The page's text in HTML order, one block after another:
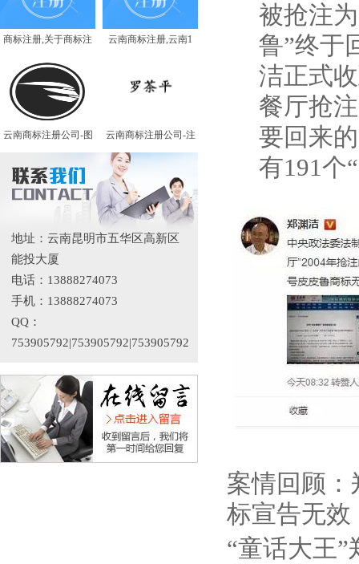
商标注册,关于商标注 云南商标注册,云南1
云南商标注册公司-图 云南商标注册公司-注
地址：云南昆明市五华区高新区
能投大厦
电话：13888274073
手机：13888274073
QQ：
753905792|753905792|753905792
被抢注
鲁”终于
洁正式
餐厅抢
要回来
有191个
案情回顾
标宣告无效
“童话大王